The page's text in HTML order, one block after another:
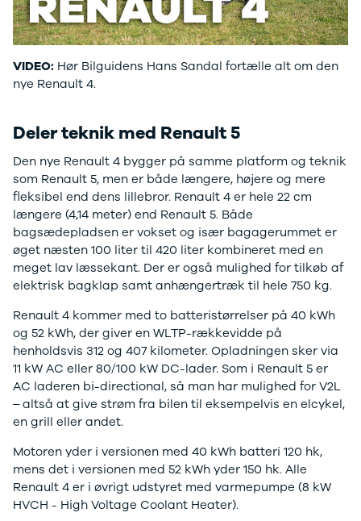
Tilbud
Scenic
Modeller
Anmeldelser
Dacia
Bigster
Modeller
Anmeldelser
Privatleasing
Tilbud
Duster
Modeller
Anmeldelser
Tilbud
Sandero
Modeller
Anmeldelser
Privatleasing
Tilbud
Jogger
Anmeldelser
Privatleasing
Tilbud
Privatleasing
500.000 kr.
Over
Billig elbil til
Byer og
områder
Se alle byer
og områder
Skive
Viborg
Holstebro
Privatleasing
Guide til
privatleasing
biler
Budget op til
4.000 kr.
Budget op til
3.500 kr.
Budget op til
3.000 kr.
Privatleasing
guide
Oversigt
Sådan
VIDEO: Hør Bilguidens Hans Sandal fortælle alt om den
nye Renault 4.
Deler teknik med Renault 5
Den nye Renault 4 bygger på samme platform og teknik
som Renault 5, men er både længere, højere og mere
fleksibel end dens lillebror. Renault 4 er hele 22 cm
længere (4,14 meter) end Renault 5. Både
bagsædepladsen er vokset og især bagagerummet er
øget næsten 100 liter til 420 liter kombineret med en
meget lav læssekant. Der er også mulighed for tilkøb af
elektrisk bagklap samt anhængertræk til hele 750 kg.
Renault 4 kommer med to batteristørrelser på 40 kWh
og 52 kWh, der giver en WLTP-rækkevidde på
henholdsvis 312 og 407 kilometer. Opladningen sker via
11 kW AC eller 80/100 kW DC-lader. Som i Renault 5 er
AC laderen bi-directional, så man har mulighed for V2L
– altså at give strøm fra bilen til eksempelvis en elcykel,
en grill eller andet.
Motoren yder i versionen med 40 kWh batteri 120 hk,
mens det i versionen med 52 kWh yder 150 hk. Alle
Renault 4 er i øvrigt udstyret med varmepumpe (8 kW
HVCH - High Voltage Coolant Heater).